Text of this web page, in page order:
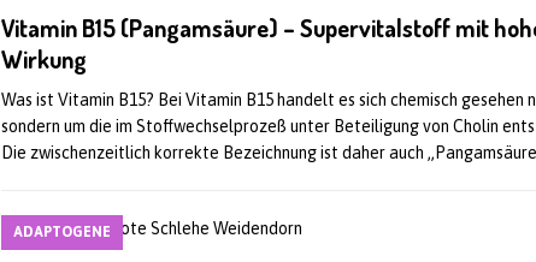
Vitamin B15 (Pangamsäure) – Supervitalstoff mit
Wirkung
Was ist Vitamin B15? Bei Vitamin B15 handelt es sich chemisch gesehen
sondern um die im Stoffwechselprozeß unter Beteiligung von Cholin
Die zwischenzeitlich korrekte Bezeichnung ist daher auch
ADAPTOGENE